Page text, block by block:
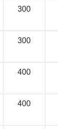
300
300
400
400